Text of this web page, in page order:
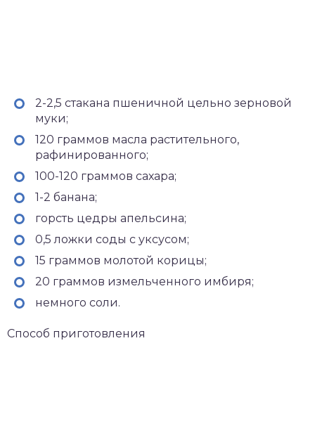
2-2,5 стакана пшеничной цельно зерновой
муки;
120 граммов масла растительного,
рафинированного;
100-120 граммов сахара;
1-2 банана;
горсть цедры апельсина;
0,5 ложки соды с уксусом;
15 граммов молотой корицы;
20 граммов измельченного имбиря;
немного соли.
Способ приготовления